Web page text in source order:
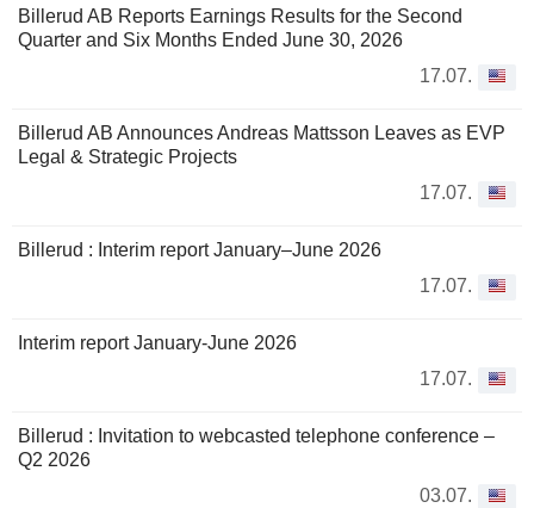
Billerud AB Reports Earnings Results for the Second
Quarter and Six Months Ended June 30, 2026
17.07.
Billerud AB Announces Andreas Mattsson Leaves as EVP
Legal & Strategic Projects
17.07.
Billerud : Interim report January–June 2026
17.07.
Interim report January-June 2026
17.07.
Billerud : Invitation to webcasted telephone conference –
Q2 2026
03.07.